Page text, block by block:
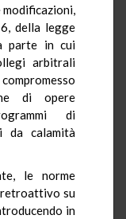
modificazioni,
della legge
parte in cui
arbitrali
di opere
di
da calamità
le norme
retroattivo su
in